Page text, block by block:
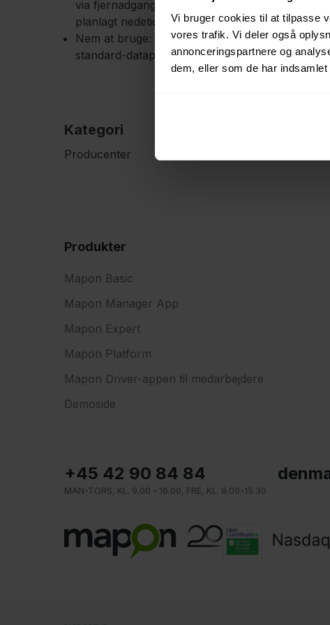
Vi bruger cookies til at tilpasse
vores trafik. Vi deler også
annonceringspartnere og
dem, eller som de har
via fjernadgang, uden at de skal køres tilbage
planlagt nedetid.
Nem at bruge: Spor flere mærker på samme
standard-datapunkter, der understøtter de
Kategori
Producenter
Produkter
Mapon Basic
Mapon Manager App
Mapon Expert
Mapon Platform
Mapon Driver-appen til medarbejdere
Demoside
+45 42 90 84 84
MAN-TORS, KL. 9.00 - 16.00, FRE, KL. 9.00-15.30